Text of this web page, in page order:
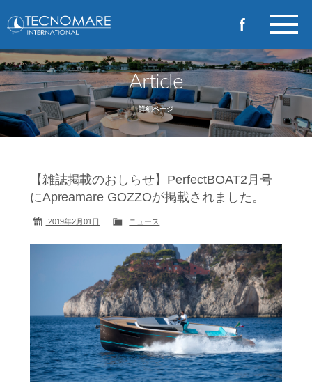
Article
詳細ページ
【雑誌掲載のおしらせ】PerfectBOAT2月号
にApreamare GOZZOが掲載されました。
2019年2月01日 ニュース